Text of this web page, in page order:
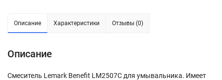
Описание Характеристики Отзывы (0)
Описание
Смеситель Lemark Benefit LM2507C для умывальника. Имеет